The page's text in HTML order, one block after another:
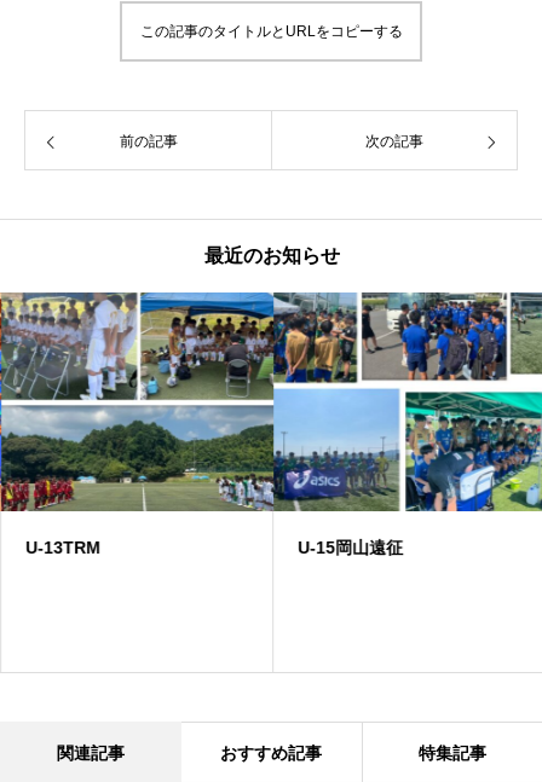
この記事のタイトルとURLをコピーする
前の記事 次の記事
最近のお知らせ
U-13TRM U-15岡山遠征
関連記事 おすすめ記事 特集記事